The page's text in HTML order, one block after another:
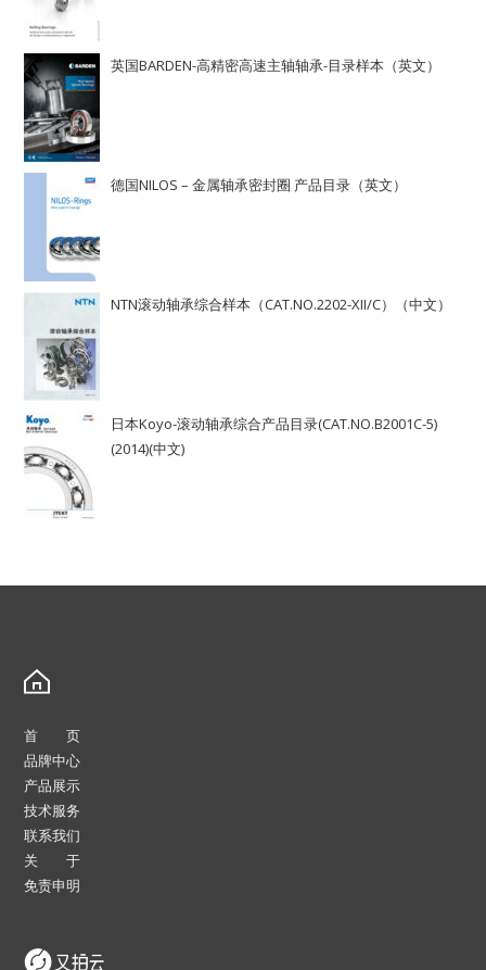
英国BARDEN-高精密高速主轴轴承-目录样本（英文）
德国NILOS – 金属轴承密封圈 产品目录（英文）
NTN滚动轴承综合样本（CAT.NO.2202-XII/C）（中文）
日本Koyo-滚动轴承综合产品目录(CAT.NO.B2001C-5)
(2014)(中文)
首 页
品牌中心
产品展示
技术服务
联系我们
关 于
免责申明